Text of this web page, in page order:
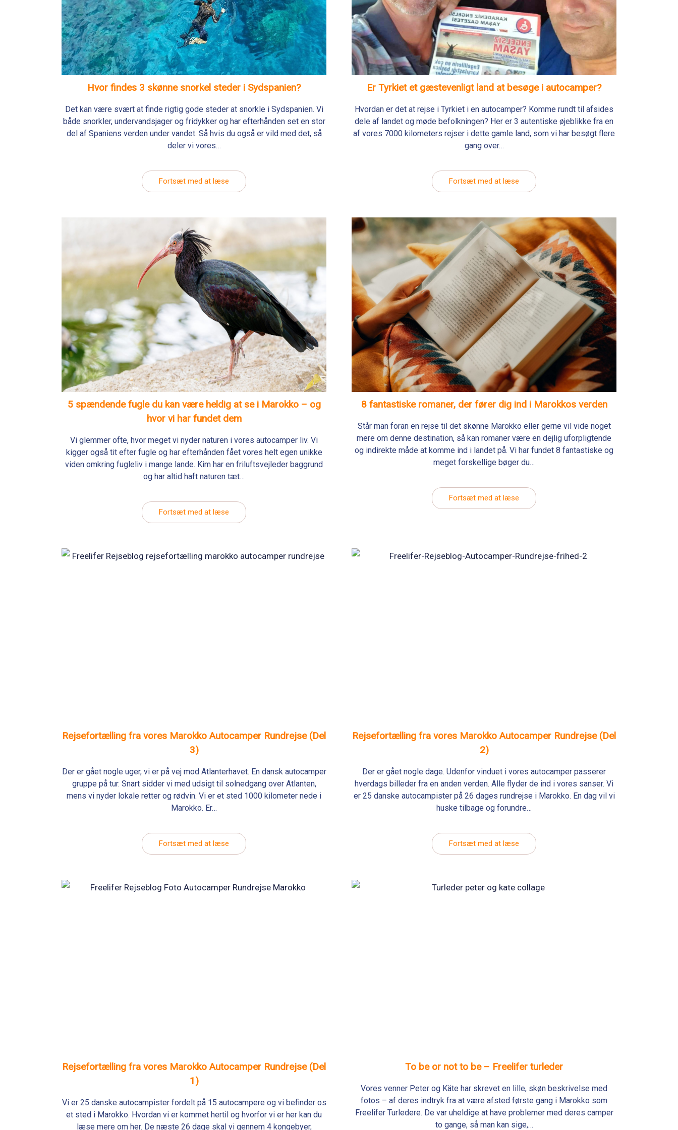
Hvor findes 3 skønne snorkel steder i Sydspanien?
Det kan være svært at finde rigtig gode steder at snorkle i Sydspanien. Vi
både snorkler, undervandsjager og fridykker og har efterhånden set en stor
del af Spaniens verden under vandet. Så hvis du også er vild med det, så
deler vi vores…
Fortsæt med at læse
Er Tyrkiet et gæstevenligt land at besøge i autocamper?
Hvordan er det at rejse i Tyrkiet i en autocamper? Komme rundt til afsides
dele af landet og møde befolkningen? Her er 3 autentiske øjeblikke fra en
af vores 7000 kilometers rejser i dette gamle land, som vi har besøgt flere
gang over…
Fortsæt med at læse
5 spændende fugle du kan være heldig at se i Marokko – og
hvor vi har fundet dem
Vi glemmer ofte, hvor meget vi nyder naturen i vores autocamper liv. Vi
kigger også tit efter fugle og har efterhånden fået vores helt egen unikke
viden omkring fugleliv i mange lande. Kim har en friluftsvejleder baggrund
og har altid haft naturen tæt…
Fortsæt med at læse
8 fantastiske romaner, der fører dig ind i Marokkos verden
Står man foran en rejse til det skønne Marokko eller gerne vil vide noget
mere om denne destination, så kan romaner være en dejlig uforpligtende
og indirekte måde at komme ind i landet på. Vi har fundet 8 fantastiske og
meget forskellige bøger du…
Fortsæt med at læse
Rejsefortælling fra vores Marokko Autocamper Rundrejse (Del
3)
Der er gået nogle uger, vi er på vej mod Atlanterhavet. En dansk autocamper
gruppe på tur. Snart sidder vi med udsigt til solnedgang over Atlanten,
mens vi nyder lokale retter og rødvin. Vi er et sted 1000 kilometer nede i
Marokko. Er…
Fortsæt med at læse
Rejsefortælling fra vores Marokko Autocamper Rundrejse (Del
2)
Der er gået nogle dage. Udenfor vinduet i vores autocamper passerer
hverdags billeder fra en anden verden. Alle flyder de ind i vores sanser. Vi
er 25 danske autocampister på 26 dages rundrejse i Marokko. En dag vil vi
huske tilbage og forundre…
Fortsæt med at læse
Rejsefortælling fra vores Marokko Autocamper Rundrejse (Del
1)
Vi er 25 danske autocampister fordelt på 15 autocampere og vi befinder os
et sted i Marokko. Hvordan vi er kommet hertil og hvorfor vi er her kan du
læse mere om her. De næste 26 dage skal vi gennem 4 kongebyer,
To be or not to be – Freelifer turleder
Vores venner Peter og Käte har skrevet en lille, skøn beskrivelse med
fotos – af deres indtryk fra at være afsted første gang i Marokko som
Freelifer Turledere. De var uheldige at have problemer med deres camper
to gange, så man kan sige,…